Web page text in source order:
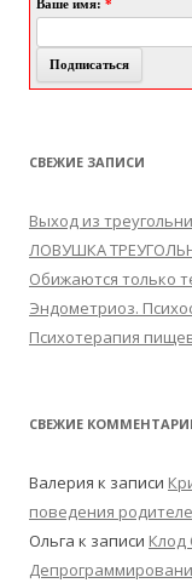
Ваше имя: *
СВЕЖИЕ ЗАПИСИ
Выход из
ЛОВУШКА
Обижаются только
Эндометриоз.
Психотерапия
СВЕЖИЕ
Валерия к записи
поведения
Ольга к записи Клод